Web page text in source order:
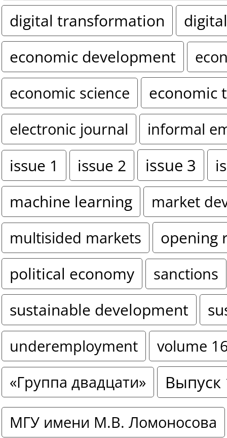
digital transformation
economic development
economic science
economic
electronic journal informal
issue 1 issue 2 issue 3
machine learning
market
multisided markets
opening
political economy
sanctions
sustainable development
underemployment
volume
«Группа двадцати»
Выпуск
МГУ имени М.В. Ломоносова